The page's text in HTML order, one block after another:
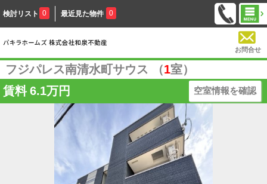
検討リスト 0 最近見た物件 0
お問合せ
フジパレス南清水町サウス （1室）
賃料 6.1万円 空室情報を確認